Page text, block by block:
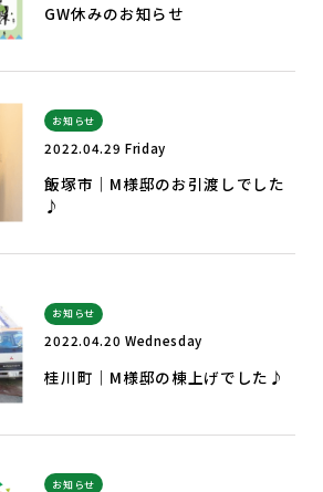
GW休みのお知らせ
お知らせ
2022.04.29 Friday
飯塚市｜M様邸のお引渡しでした
♪
お知らせ
2022.04.20 Wednesday
桂川町｜M様邸の棟上げでした♪
お知らせ